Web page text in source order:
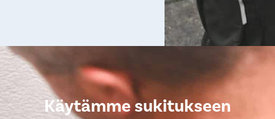
Käytämme sukitukseen